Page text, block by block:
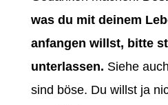
was du mit deinem
anfangen willst, bitte
unterlassen. Siehe
sind böse. Du willst ja